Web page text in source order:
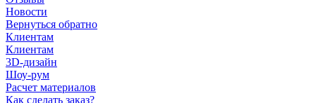
Новости
Вернуться обратно
Клиентам
Клиентам
3D-дизайн
Шоу-рум
Расчет материалов
Как сделать заказ?